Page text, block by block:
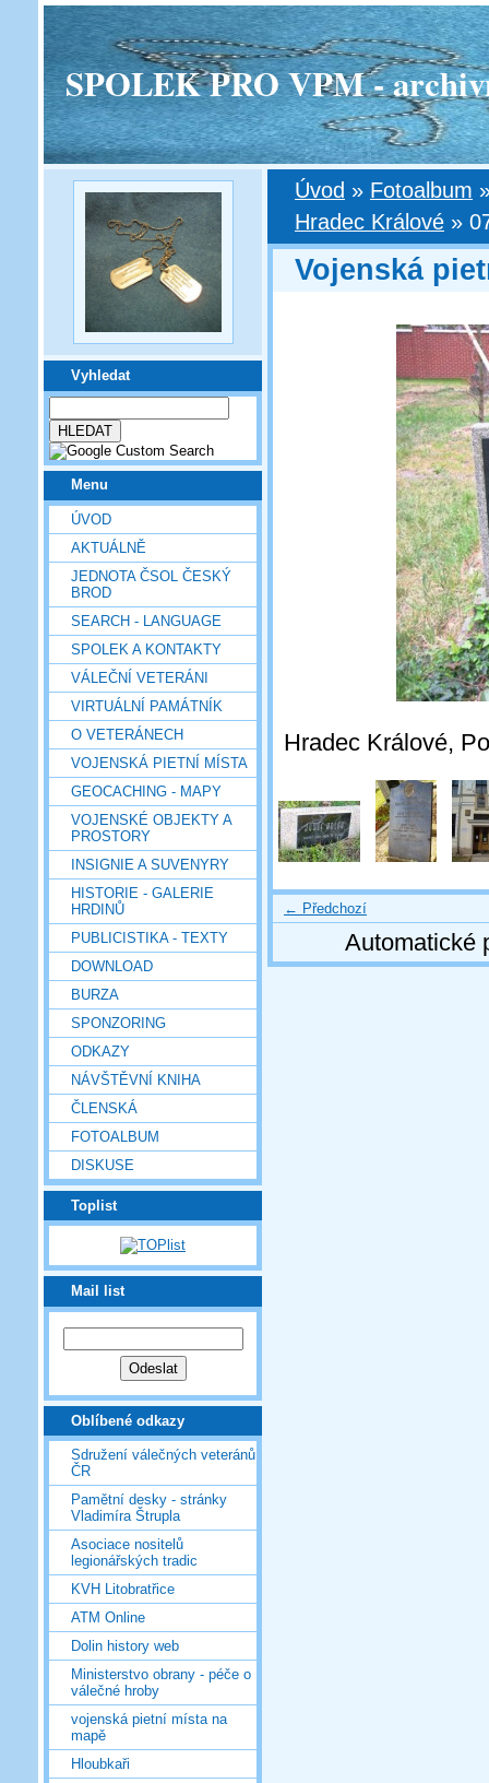
SPOLEK PRO VPM -
Vyhledat
Menu
ÚVOD
AKTUÁLNĚ
JEDNOTA ČSOL ČESKÝ
BROD
SEARCH - LANGUAGE
SPOLEK A KONTAKTY
VÁLEČNÍ VETERÁNI
VIRTUÁLNÍ PAMÁTNÍK
O VETERÁNECH
VOJENSKÁ PIETNÍ MÍSTA
GEOCACHING - MAPY
VOJENSKÉ OBJEKTY A
PROSTORY
INSIGNIE A SUVENYRY
HISTORIE - GALERIE
HRDINŮ
PUBLICISTIKA - TEXTY
DOWNLOAD
BURZA
SPONZORING
ODKAZY
NÁVŠTĚVNÍ KNIHA
ČLENSKÁ
FOTOALBUM
DISKUSE
Toplist
Mail list
Oblíbené odkazy
Sdružení válečných veteránů
ČR
Pamětní desky - stránky
Vladimíra Štrupla
Asociace nositelů
legionářských tradic
KVH Litobratřice
ATM Online
Dolin history web
Ministerstvo obrany - péče o
válečné hroby
vojenská pietní místa na
mapě
Hloubkaři
Úvod » Fotoalbum
Hradec Králové »
Vojenská
Hradec Králové,
← Předchozí
Automatické